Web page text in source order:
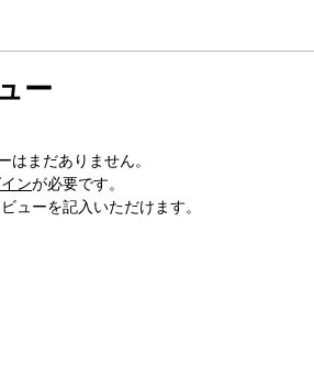
ー
はまだありません。
ンが必要です。
ューを記入いただけます。